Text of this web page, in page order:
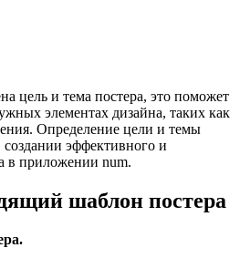
цель и тема постера, это поможет
элементах дизайна, таких как
Определение цели и темы
эффективного и
в приложении num.
шаблон постера